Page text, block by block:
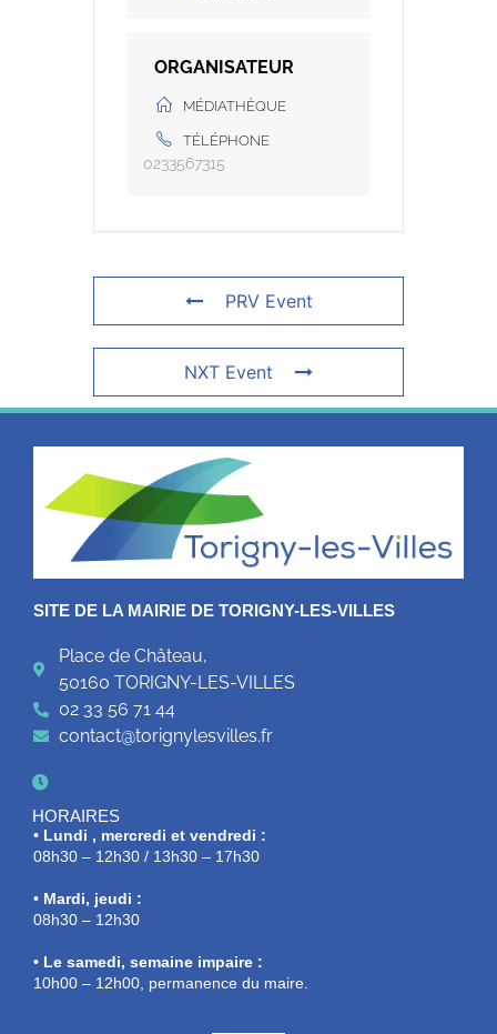
ORGANISATEUR
MÉDIATHÈQUE
TÉLÉPHONE
0233567315
PRV Event
NXT Event
SITE DE LA MAIRIE DE TORIGNY-LES-VILLES
Place de Château,
50160 TORIGNY-LES-VILLES
02 33 56 71 44
contact@torignylesvilles.fr
HORAIRES
• Lundi , mercredi et vendredi :
08h30 – 12h30 / 13h30 – 17h30
• Mardi, jeudi :
08h30 – 12h30
• Le samedi, semaine impaire :
10h00 – 12h00, permanence du maire.